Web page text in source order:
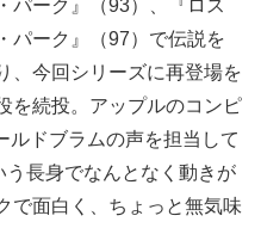
パーク』（93）、『ロス
パーク』（97）で伝説を
、今回シリーズに再登場を
を続投。アップルのコンピ
ルドブラムの声を担当して
長身でなんとなく動きが
で面白く、ちょっと無気味